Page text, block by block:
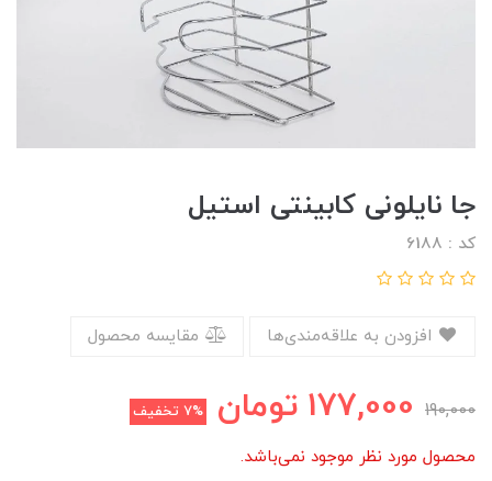
جا نایلونی کابینتی استیل
کد : 6188
مقایسه محصول
190,000
177,000 تومان 7% تخفیف
محصول مورد نظر موجود نمی‌باشد.